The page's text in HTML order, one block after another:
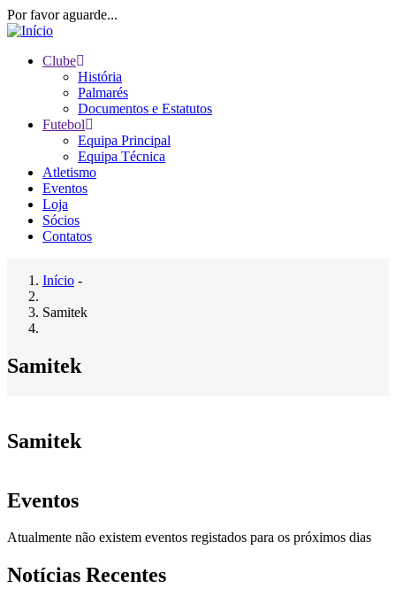
Passar
para
conteúdo
Por favor aguarde...
navigation
Clube
História
Palmarés
Documentos e Estatutos
Futebol
Equipa Principal
Equipa Técnica
Atletismo
Eventos
Loja
Sócios
Contatos
Navegação
estrutural
Início -
Samitek
Samitek
Samitek
Eventos
Atualmente não existem eventos registados para os próximos dias
Notícias Recentes